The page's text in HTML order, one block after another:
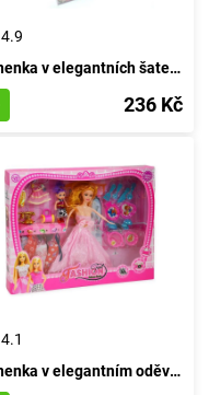
4.9
Panenka v elegantních šatech - světlovlasá
236 Kč
4.1
Panenka v elegantním oděvu s příslušenstvím